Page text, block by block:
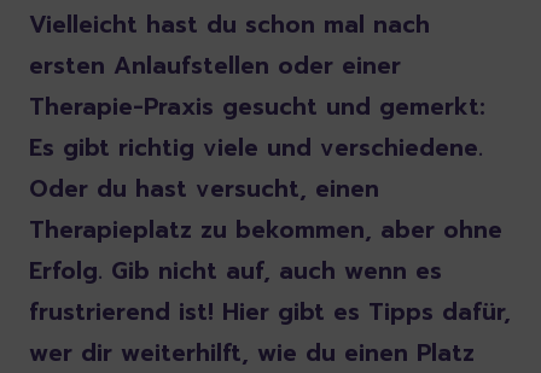
Vielleicht hast du schon mal nach
ersten Anlaufstellen oder einer
Therapie-Praxis gesucht und gemerkt:
Es gibt richtig viele und verschiedene.
Oder du hast versucht, einen
Therapieplatz zu bekommen, aber ohne
Erfolg. Gib nicht auf, auch wenn es
frustrierend ist! Hier gibt es Tipps dafür,
wer dir weiterhilft, wie du einen Platz